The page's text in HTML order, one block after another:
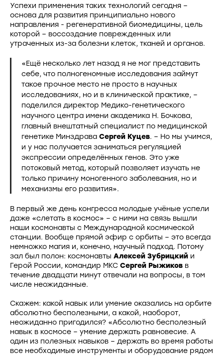
Успехи применения таких технологий сегодня –
основа для развития принципиально нового
направления - регенеративной биомедицины, цель
которой – воссоздание поврежденных или
утраченных из-за болезни клеток, тканей и органов.
«Ещё несколько лет назад я не мог представить
себе, что полногеномные исследования займут
такое прочное место не просто в научных
исследованиях, но и в клинической практике, –
поделился директор Медико-генетического
научного центра имени академика Н. Бочкова,
главный внештатный специалист по медицинской
генетике Минздрава Сергей Куцев. – Но мы учимся,
и у нас получается заниматься регуляцией
экспрессии определённых генов. Это уже
потоковый метод, который позволяет изучать не
только причину моногенного заболевания, но и
механизмы его развития».
В первый же день конгресса молодые учёные успели
даже «слетать в космос» – с ними на связь вышли
наши космонавты с Международной космической
станции. Вообще прямой эфир с орбиты – это всегда
немножко магия и, конечно, научный подход. Потому
зал был полон: космонавты Алексей Зубрицкий и
Герой России, командир МКС Сергей Рыжиков в
течение двадцати минут отвечали на вопросы, в том
числе неожиданные.
Скажем: какой навык или умение оказались на орбите
абсолютно бесполезными, а какой, наоборот,
неожиданно пригодился? «Абсолютно бесполезный
навык в космосе – умение держать равновесие. А
один из полезных навыков – держать во время работы
все необходимые инструменты и оборудование рядом